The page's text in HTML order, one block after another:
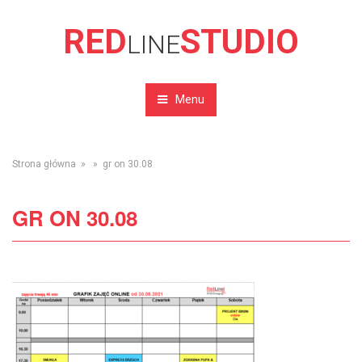
REDLINESTUDIO
Menu
Strona główna » » gr on 30.08
GR ON 30.08